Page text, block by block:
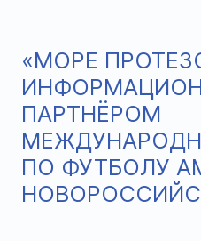
«МОРЕ
ПАРТНЁРОМ
ПО ФУТБОЛУ